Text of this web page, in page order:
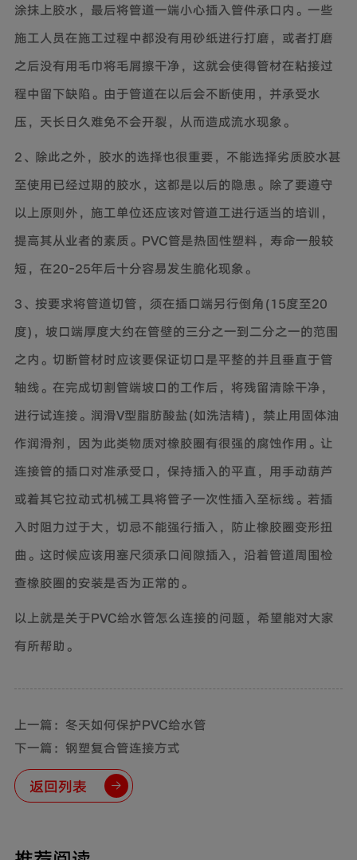
涂抹上胶水，最后将管道一端小心插入管件承口内。一些
施工人员在施工过程中都没有用砂纸进行打磨，或者打磨
之后没有用毛巾将毛屑擦干净，这就会使得管材在粘接过
程中留下缺陷。由于管道在以后会不断使用，并承受水
压，天长日久难免不会开裂，从而造成流水现象。
2、除此之外，胶水的选择也很重要，不能选择劣质胶水甚
至使用已经过期的胶水，这都是以后的隐患。除了要遵守
以上原则外，施工单位还应该对管道工进行适当的培训，
提高其从业者的素质。PVC管是热固性塑料，寿命一般较
短，在20-25年后十分容易发生脆化现象。
3、按要求将管道切管，须在插口端另行倒角(15度至20
度)，坡口端厚度大约在管壁的三分之一到二分之一的范围
之内。切断管材时应该要保证切口是平整的并且垂直于管
轴线。在完成切割管端坡口的工作后，将残留清除干净，
进行试连接。润滑V型脂肪酸盐(如洗洁精)，禁止用固体油
作润滑剂，因为此类物质对橡胶圈有很强的腐蚀作用。让
连接管的插口对准承受口，保持插入的平直，用手动葫芦
或着其它拉动式机械工具将管子一次性插入至标线。若插
入时阻力过于大，切忌不能强行插入，防止橡胶圈变形扭
曲。这时候应该用塞尺须承口间隙插入，沿着管道周围检
查橡胶圈的安装是否为正常的。
以上就是关于PVC给水管怎么连接的问题，希望能对大家
有所帮助。
上一篇：冬天如何保护PVC给水管
下一篇：钢塑复合管连接方式
返回列表